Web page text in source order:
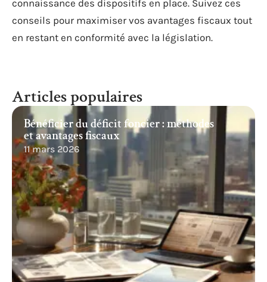
connaissance des dispositifs en place. Suivez ces
conseils pour maximiser vos avantages fiscaux tout
en restant en conformité avec la législation.
Articles populaires
Bénéficier du déficit foncier : méthodes
et avantages fiscaux
11 mars 2026